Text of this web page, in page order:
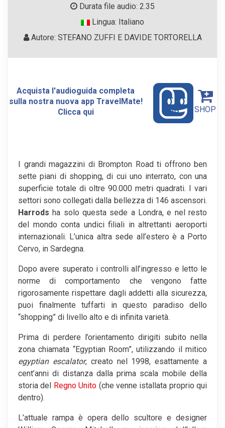
Durata file audio: 2.35
Lingua: Italiano
Autore: STEFANO ZUFFI E DAVIDE TORTORELLA
Acquista l'audioguida completa
sulla nostra nuova app TravelMate!
Clicca qui
SHOP
I grandi magazzini di Brompton Road ti offrono ben
sette piani di shopping, di cui uno interrato, con una
superficie totale di oltre 90.000 metri quadrati. I vari
settori sono collegati dalla bellezza di 146 ascensori.
Harrods ha solo questa sede a Londra, e nel resto
del mondo conta undici filiali in altrettanti aeroporti
internazionali. L’unica altra sede all’estero è a Porto
Cervo, in Sardegna.
Dopo avere superato i controlli all’ingresso e letto le
norme di comportamento che vengono fatte
rigorosamente rispettare dagli addetti alla sicurezza,
puoi finalmente tuffarti in questo paradiso dello
“shopping” di livello alto e di infinita varietà.
Prima di perdere l’orientamento dirigiti subito nella
zona chiamata “Egyptian Room”, utilizzando il mitico
egyptian escalator, creato nel 1998, esattamente a
cent’anni di distanza dalla prima scala mobile della
storia del Regno Unito (che venne istallata proprio qui
dentro).
L’attuale rampa è opera dello scultore e designer